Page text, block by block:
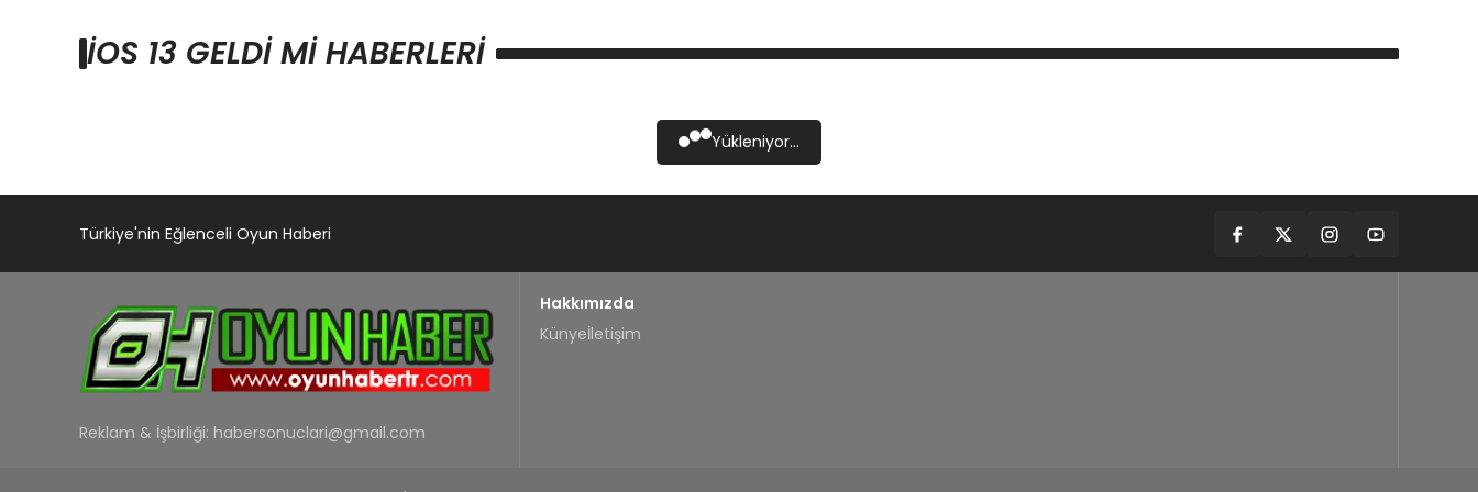
IOS 13 GELDI MI HABERLERI
Yükleniyor...
Türkiye'nin Eğlenceli Oyun Haberi
Reklam & İşbirliği: habersonuclari@gmail.com
Hakkımızda
Künyeİletişim